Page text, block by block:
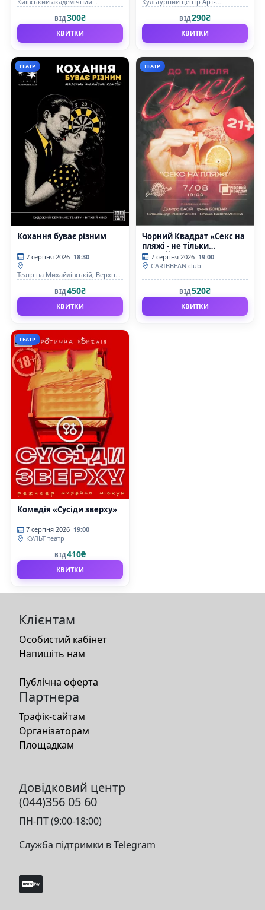
ВІД300₴
КВИТКИ
ВІД290₴
КВИТКИ
ТЕАТР
Кохання буває різним
7 серпня 2026 18:30
Театр на Михайлівській, Верхня
ВІД450₴
КВИТКИ
ТЕАТР
Чорний Квадрат «Секс на
пляжі - не тільки
коктейль»
7 серпня 2026 19:00
CARIBBEAN club
ВІД520₴
КВИТКИ
ТЕАТР
Комедія «Сусіди зверху»
7 серпня 2026 19:00
КУЛЬТ театр
ВІД410₴
КВИТКИ
Клієнтам
Особистий кабінет
Напишіть нам
Публічна оферта
Партнера
Трафік-сайтам
Організаторам
Площадкам
Довідковий центр
(044)356 05 60
ПН-ПТ (9:00-18:00)
Служба підтримки в Telegram